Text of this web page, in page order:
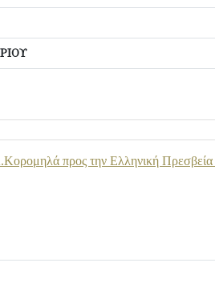
προς την Ελληνική Πρεσβεία